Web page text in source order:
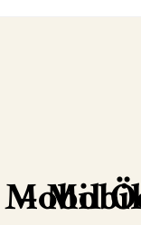
Mobil Ödeme